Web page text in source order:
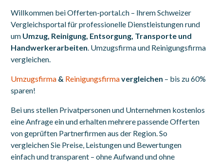
Willkommen beiOfferten-portal.ch – Ihrem Schweizer
Vergleichsportal für professionelle Dienstleistungen rund
um Umzug, Reinigung, Entsorgung, Transporte und
Handwerkerarbeiten. Umzugsfirma und Reinigungsfirma
vergleichen.
Umzugsfirma & Reinigungsfirmavergleichen – bis zu 60%
sparen!
Bei uns stellen Privatpersonen und Unternehmen kostenlos
eine Anfrage ein und erhalten mehrere passende Offerten
von geprüften Partnerfirmen aus der Region. So
vergleichen Sie Preise, Leistungen und Bewertungen
einfach und transparent – ohne Aufwand und ohne